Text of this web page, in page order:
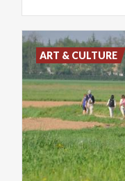
ART & CULTURE